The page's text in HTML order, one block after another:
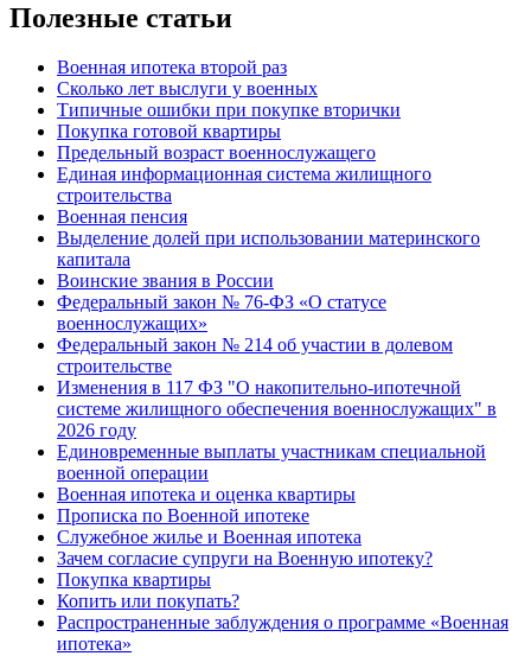
Полезные статьи
Военная ипотека второй раз
Сколько лет выслуги у военных
Типичные ошибки при покупке вторички
Покупка готовой квартиры
Предельный возраст военнослужащего
Единая информационная система жилищного
строительства
Военная пенсия
Выделение долей при использовании материнского
капитала
Воинские звания в России
Федеральный закон № 76-ФЗ «О статусе
военнослужащих»
Федеральный закон № 214 об участии в долевом
строительстве
Изменения в 117 ФЗ "О накопительно-ипотечной
системе жилищного обеспечения военнослужащих" в
2026 году
Единовременные выплаты участникам специальной
военной операции
Военная ипотека и оценка квартиры
Прописка по Военной ипотеке
Служебное жилье и Военная ипотека
Зачем согласие супруги на Военную ипотеку?
Покупка квартиры
Копить или покупать?
Распространенные заблуждения о программе «Военная
ипотека»